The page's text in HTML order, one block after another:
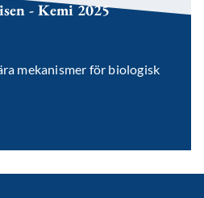
- Kemi 2025
mekanismer för biologisk